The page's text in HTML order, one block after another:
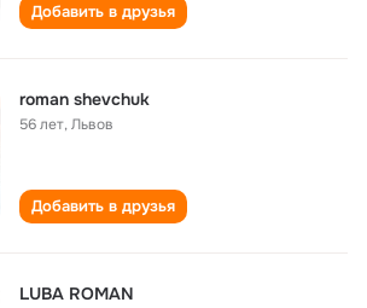
Добавить в друзья
roman shevchuk
56 лет,Львов
Добавить в друзья
LUBA ROMAN